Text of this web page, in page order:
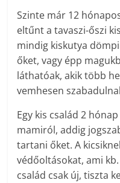
Szinte már 12
eltűnt a tavaszi-őszi
mindig kiskutya
őket, vagy épp
láthatóak, akik több
vemhesen
Egy kis család 2
mamiról, addig
tartani őket. A
védőoltásokat, ami
család csak új, tiszta